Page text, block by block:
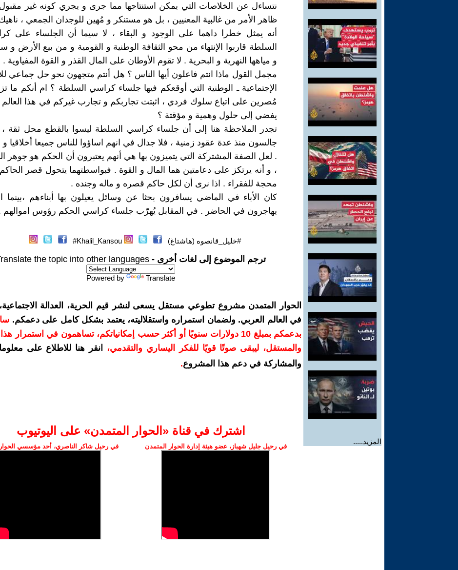
المزيد.....
نتساءل عن الخلاصات التي يمكن استنتاجها مما جرى و يجري كونه غير
ظاهر الأمر من غالبية المعنيين ، بل هو مستنكر و مُهين للوجدان الجمعي ،
أنه يمثل خطرا داهما على الوجود و البقاء ، لا سيما أن الجلساء على
السلطة قاربوا الإنتهاء من محو الثقافة الوطنية و القومية و من بيع الأرض و
و مياهها النهرية و البحرية . لا تقوم الأوطان على المال القذر و القوة المفياوية .
مجمل القول ماذا انتم فاعلون أيها الناس ؟ هل أنتم متجهون نحو حل جماعي
الإجتماعية ـ الوطنية التي أوقعكم فيها جلساء كراسي السلطة ؟ ام أنكم ما
مُصرين على اتباع سلوك فردي ، اثبتت تجاربكم و تجارب غيركم في هذا العالم
يفضي إلى حلول وهمية و مؤقتة ؟
تجدر الملاحظة هنا إلى أن جلساء كراسي السلطة ليسوا بالقطع محل ثقة
جالسون منذ عدة عقود زمنية ، فلا جدال في انهم اساؤوا للناس جميعا أخلاقيا و
. لعل الصفة المشتركة التي يتميزون بها هي أنهم يعتبرون أن الحكم هو جوهر
، و أنه يرتكز على دعامتين هما المال و القوة . فبواسطتهما يتحول قصر
محجة للفقراء . اذا نرى أن لكل حاكم قصره و ماله وجنده .
كان الأباء في الماضي يسافرون بحثا عن وسائل يعيلون بها أبناءهم ،بينما
يهاجرون في الحاضر . في المقابل يُهرّب جلساء كراسي الحكم رؤوس اموالهم
#خليل_قانصوه (هاشتاغ) Khalil_Kansou#
ترجم الموضوع إلى لغات أخرى - the topic into other languages
Powered by Translate
الحوار المتمدن مشروع تطوعي مستقل يسعى لنشر قيم الحرية، العدالة
في العالم العربي. ولضمان استمراره واستقلاليته، يعتمد بشكل كامل على دعمكم.
بدعمكم بمبلغ 10 دولارات سنويًا أو أكثر حسب إمكانياتكم، تساهمون في استمرار
والمستقل، ليبقى صوتًا قويًا للفكر اليساري والتقدمي،
انقر هنا للاطلاع على
والمشاركة في دعم هذا المشروع.
اشترك في قناة ‫«الحوار المتمدن» على اليوتيوب
في رحيل جليل شهباز، عضو هيئة إدارة الحوار المتمدن في رحيل شاكر الناصري، أحد مؤسسي